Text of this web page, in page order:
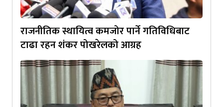
राजनीतिक स्थायित्व कमजोर पार्ने गतिविधिबाट
टाढा रहन शंकर पोखरेलको आग्रह